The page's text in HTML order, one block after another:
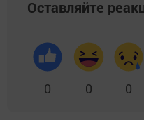
Оставляйте
0 0 0